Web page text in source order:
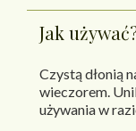
Jak
Czystą dłonią
wieczorem.
używania w